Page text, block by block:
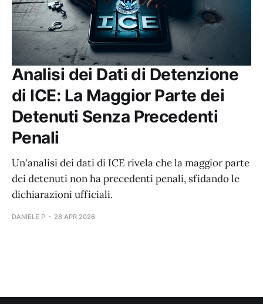
Analisi dei Dati di Detenzione
di ICE: La Maggior Parte dei
Detenuti Senza Precedenti
Penali
Un'analisi dei dati di ICE rivela che la maggior parte
dei detenuti non ha precedenti penali, sfidando le
dichiarazioni ufficiali.
DANIELE P 28 APR 2026